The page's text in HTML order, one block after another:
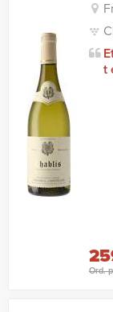
t
Ord.